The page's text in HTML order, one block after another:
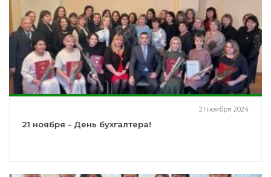
21 ноября 2024
21 ноября - День бухгалтера!